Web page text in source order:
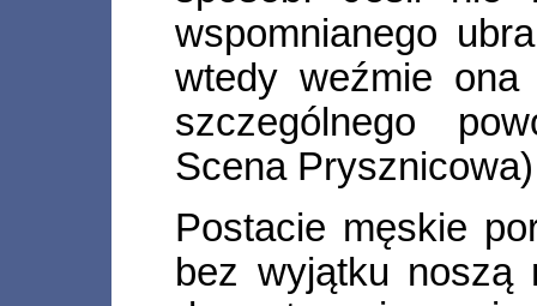
wspomnianego
wtedy weźmie
szczególnego
Scena
Postacie męskie
bez wyjątku noszą